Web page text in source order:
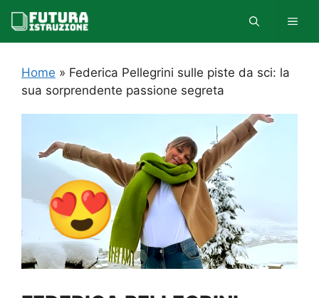
contenuto
Home » Federica Pellegrini sulle piste da sci: la
sua sorprendente passione segreta